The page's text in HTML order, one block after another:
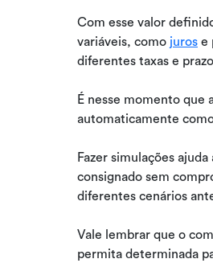
Com esse valor
variáveis, como juros e
diferentes taxas e
É nesse momento que
automaticamente
Fazer simulações
consignado sem
diferentes cenários
Vale lembrar que o
permita determinada